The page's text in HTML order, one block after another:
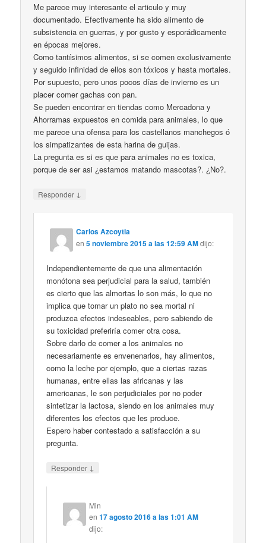
Me parece muy interesante el articulo y muy
documentado. Efectivamente ha sido alimento de
subsistencia en guerras, y por gusto y esporádicamente
en épocas mejores.
Como tantísimos alimentos, si se comen exclusivamente
y seguido infinidad de ellos son tóxicos y hasta mortales.
Por supuesto, pero unos pocos días de invierno es un
placer comer gachas con pan.
Se pueden encontrar en tiendas como Mercadona y
Ahorramas expuestos en comida para animales, lo que
me parece una ofensa para los castellanos manchegos ó
los simpatizantes de esta harina de guijas.
La pregunta es si es que para animales no es toxica,
porque de ser asi ¿estamos matando mascotas?. ¿No?.
Responder ↓
Carlos Azcoytia
en5 noviembre 2015 a las 12:59 AMdijo:
Independientemente de que una alimentación
monótona sea perjudicial para la salud, también
es cierto que las almortas lo son más, lo que no
implica que tomar un plato no sea mortal ni
produzca efectos indeseables, pero sabiendo de
su toxicidad preferiría comer otra cosa.
Sobre darlo de comer a los animales no
necesariamente es envenenarlos, hay alimentos,
como la leche por ejemplo, que a ciertas razas
humanas, entre ellas las africanas y las
americanas, le son perjudiciales por no poder
sintetizar la lactosa, siendo en los animales muy
diferentes los efectos que les produce.
Espero haber contestado a satisfacción a su
pregunta.
Responder ↓
Min
en17 agosto 2016 a las 1:01 AM
dijo: